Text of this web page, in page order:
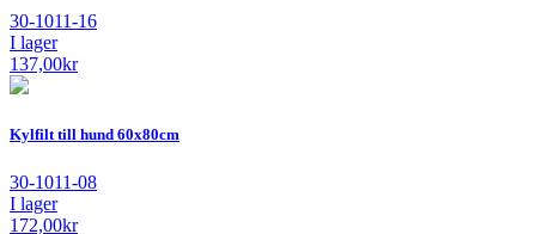
30-1011-16
I lager
137,00kr
Kylfilt till hund 60x80cm
30-1011-08
I lager
172,00kr